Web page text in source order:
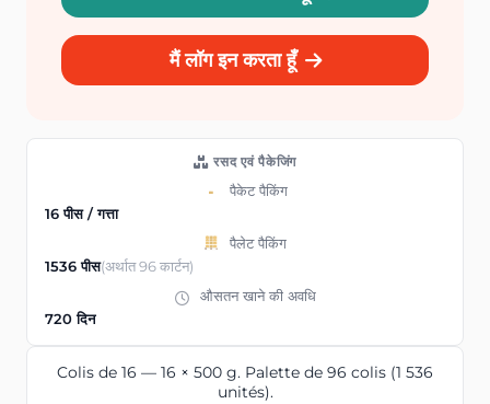
मैं लॉग इन करता हूँ
रसद एवं पैकेजिंग
पैकेट पैकिंग
16 पीस / गत्ता
पैलेट पैकिंग
1536 पीस(अर्थात 96 कार्टन)
औसतन खाने की अवधि
720 दिन
Colis de 16 — 16 × 500 g. Palette de 96 colis (1 536
unités).